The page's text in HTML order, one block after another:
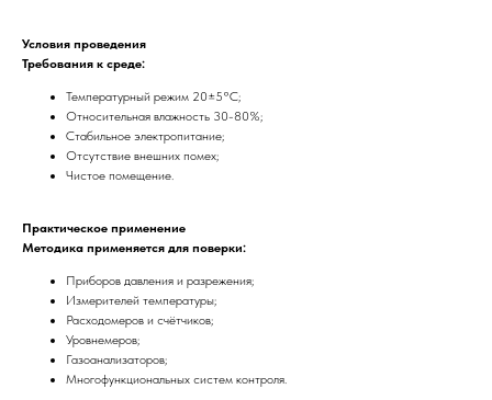
Условия проведения
Требования к среде:
Температурный режим 20±5°C;
Относительная влажность 30-80%;
Стабильное электропитание;
Отсутствие внешних помех;
Чистое помещение.
Практическое применение
Методика применяется для поверки:
Приборов давления и разрежения;
Измерителей температуры;
Расходомеров и счётчиков;
Уровнемеров;
Газоанализаторов;
Многофункциональных систем контроля.